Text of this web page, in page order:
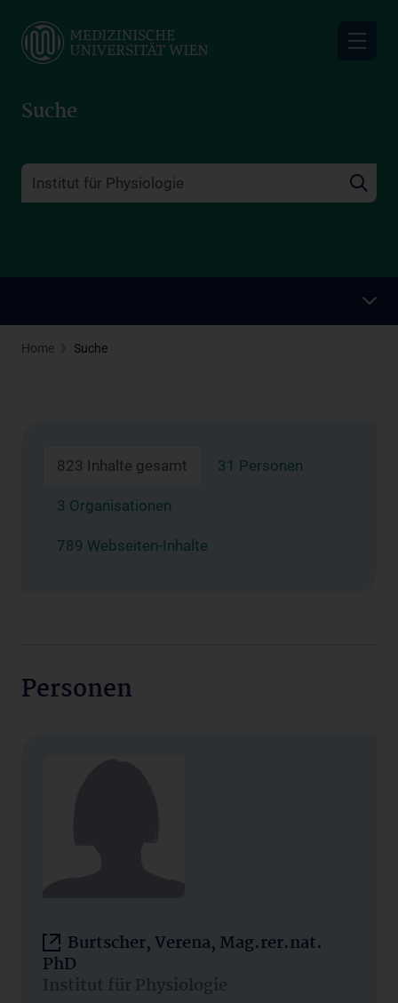
main
Suche
Home Suche
823 Inhalte gesamt 31 Personen
3 Organisationen
789 Webseiten-Inhalte
Personen
Burtscher, Verena, Mag.rer.nat.
PhD
Institut für Physiologie